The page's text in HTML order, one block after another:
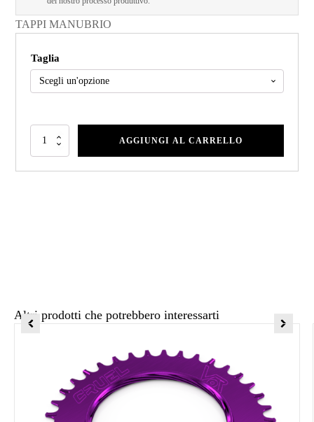
TAPPI MANUBRIO
Taglia
AGGIUNGI AL CARRELLO
Altri prodotti che potrebbero interessarti